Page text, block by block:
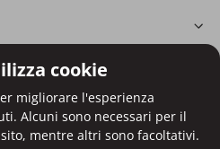
cookie
migliorare l'esperienza
Alcuni sono necessari per il
mentre altri sono facoltativi.
crittografia SSL.